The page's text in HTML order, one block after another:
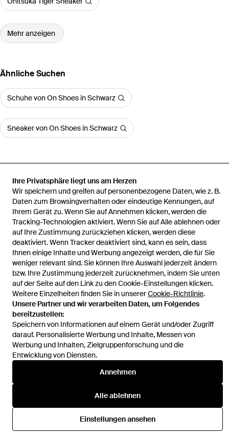
Ihre Privatsphäre liegt uns am Herzen
Wir speichern und greifen auf personenbezogene Daten, wie z. B.
Daten zum Browsingverhalten oder eindeutige Kennungen, auf
Ihrem Gerät zu. Wenn Sie auf Annehmen klicken, werden die
Tracking-Technologien aktiviert. Wenn Sie auf Alle ablehnen oder
auf Ihre Zustimmung zurückziehen klicken, werden diese
deaktiviert. Wenn Tracker deaktiviert sind, kann es sein, dass
Ihnen einige Inhalte und Werbung angezeigt werden, die für Sie
weniger relevant sind. Sie können Ihre Auswahl jederzeit ändern
bzw. Ihre Zustimmung jederzeit zurücknehmen, indem Sie unten
auf der Seite auf den Link zu den Cookie-Einstellungen klicken.
Weitere Einzelheiten finden Sie in unsererCookie-Richtlinie.
Unsere Partner und wir verarbeiten Daten, um Folgendes
bereitzustellen:
Speichern von Informationen auf einem Gerät und/oder Zugriff
darauf. Personalisierte Werbung und Inhalte, Messen von
Werbung und Inhalten, Zielgruppenforschung und die
Entwicklung von Diensten.
Annehmen
Alle ablehnen
Einstellungen ansehen
Mehr anzeigen
Ähnliche Suchen
Schuhe von On Shoes in Schwarz
Sneaker von On Shoes in Schwarz
Startseite Damen Sneaker On Shoes Sneaker
Cloud X 4 Ad
Sneakers
Hilfe und Informationen